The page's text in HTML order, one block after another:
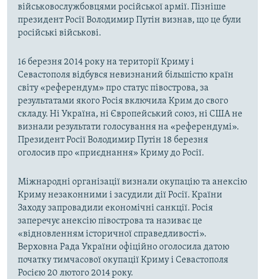
військовослужбовцями російської армії. Пізніше
президент Росії Володимир Путін визнав, що це були
російські військові.
16 березня 2014 року на території Криму і
Севастополя відбувся невизнаний більшістю країн
світу «референдум» про статус півострова, за
результатами якого Росія включила Крим до свого
складу. Ні Україна, ні Європейський союз, ні США не
визнали результати голосування на «референдумі».
Президент Росії Володимир Путін 18 березня
оголосив про «приєднання» Криму до Росії.
Міжнародні організації визнали окупацію та анексію
Криму незаконними і засудили дії Росії. Країни
Заходу запровадили економічні санкції. Росія
заперечує анексію півострова та називає це
«відновленням історичної справедливості».
Верховна Рада України офіційно оголосила датою
початку тимчасової окупації Криму і Севастополя
Росією 20 лютого 2014 року.